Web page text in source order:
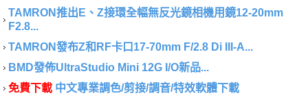
TAMRON推出E、Z接環全幅無反光鏡相機用鏡12-20mm
F2.8...
TAMRON發布Z和RF卡口17-70mm F/2.8 Di III-A...
BMD發佈UltraStudio Mini 12G I/O新品...
免費下載 中文專業調色/剪接/調音/特效軟體下載